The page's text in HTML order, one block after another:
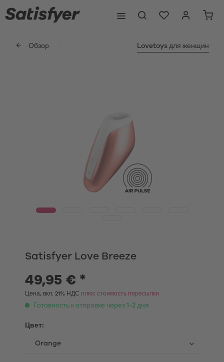
Обзор Lovetoys для женщин
Satisfyer Love Breeze
49,95 € *
Цена, вкл. 21% НДС плюс стоимость пересылки
Готовность к отправке через 1-2 дня
Цвет: